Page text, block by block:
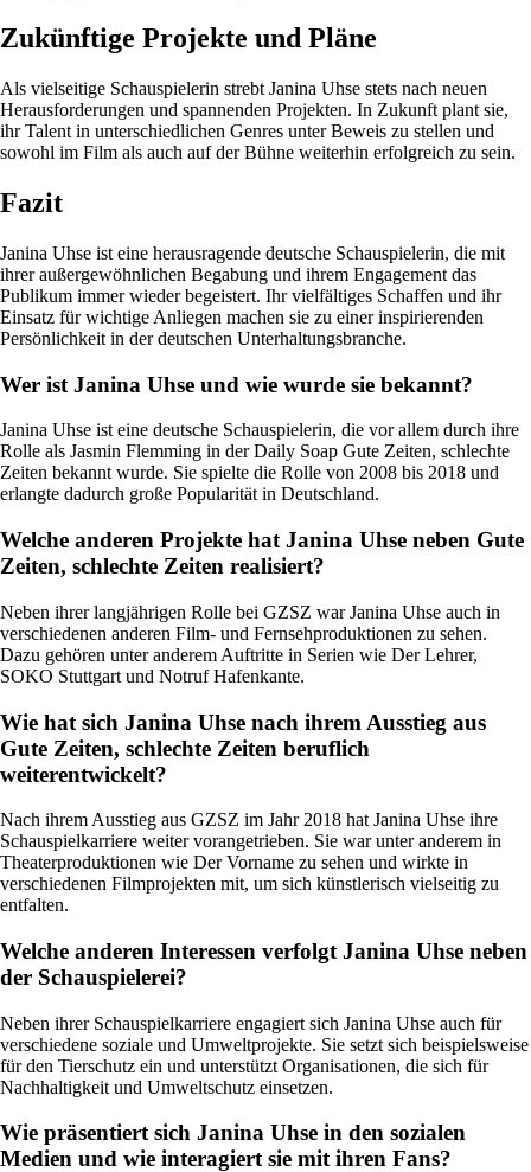
Zukünftige Projekte und Pläne
Als vielseitige Schauspielerin strebt Janina Uhse stets nach neuen
Herausforderungen und spannenden Projekten. In Zukunft plant sie,
ihr Talent in unterschiedlichen Genres unter Beweis zu stellen und
sowohl im Film als auch auf der Bühne weiterhin erfolgreich zu sein.
Fazit
Janina Uhse ist eine herausragende deutsche Schauspielerin, die mit
ihrer außergewöhnlichen Begabung und ihrem Engagement das
Publikum immer wieder begeistert. Ihr vielfältiges Schaffen und ihr
Einsatz für wichtige Anliegen machen sie zu einer inspirierenden
Persönlichkeit in der deutschen Unterhaltungsbranche.
Wer ist Janina Uhse und wie wurde sie bekannt?
Janina Uhse ist eine deutsche Schauspielerin, die vor allem durch ihre
Rolle als Jasmin Flemming in der Daily Soap Gute Zeiten, schlechte
Zeiten bekannt wurde. Sie spielte die Rolle von 2008 bis 2018 und
erlangte dadurch große Popularität in Deutschland.
Welche anderen Projekte hat Janina Uhse neben Gute
Zeiten, schlechte Zeiten realisiert?
Neben ihrer langjährigen Rolle bei GZSZ war Janina Uhse auch in
verschiedenen anderen Film- und Fernsehproduktionen zu sehen.
Dazu gehören unter anderem Auftritte in Serien wie Der Lehrer,
SOKO Stuttgart und Notruf Hafenkante.
Wie hat sich Janina Uhse nach ihrem Ausstieg aus
Gute Zeiten, schlechte Zeiten beruflich
weiterentwickelt?
Nach ihrem Ausstieg aus GZSZ im Jahr 2018 hat Janina Uhse ihre
Schauspielkarriere weiter vorangetrieben. Sie war unter anderem in
Theaterproduktionen wie Der Vorname zu sehen und wirkte in
verschiedenen Filmprojekten mit, um sich künstlerisch vielseitig zu
entfalten.
Welche anderen Interessen verfolgt Janina Uhse neben
der Schauspielerei?
Neben ihrer Schauspielkarriere engagiert sich Janina Uhse auch für
verschiedene soziale und Umweltprojekte. Sie setzt sich beispielsweise
für den Tierschutz ein und unterstützt Organisationen, die sich für
Nachhaltigkeit und Umweltschutz einsetzen.
Wie präsentiert sich Janina Uhse in den sozialen
Medien und wie interagiert sie mit ihren Fans?